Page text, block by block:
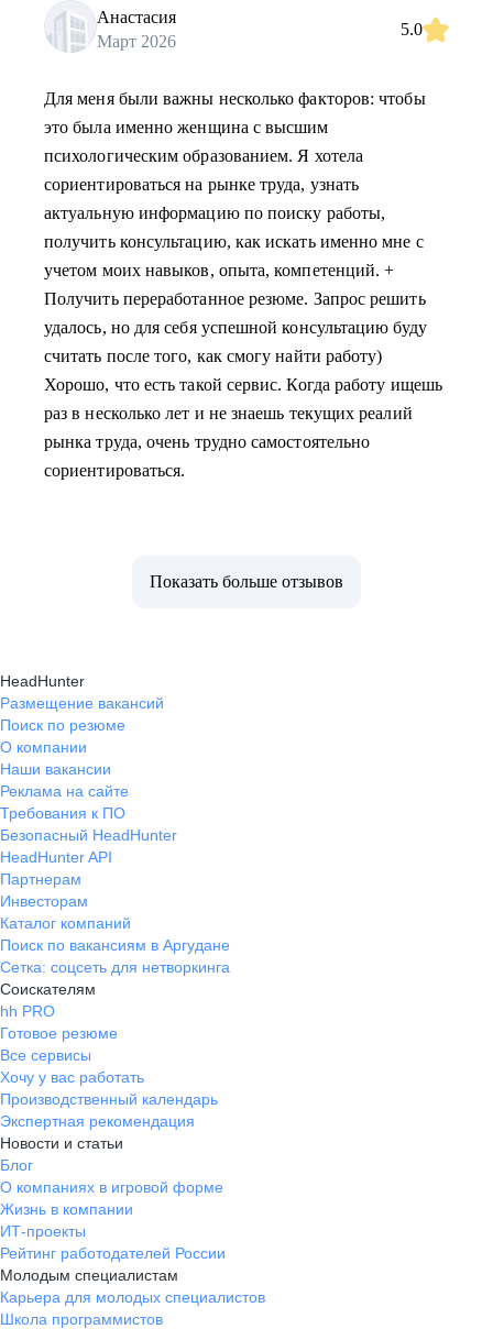
Анастасия
Март 2026
5.0
Для меня были важны несколько факторов: чтобы
это была именно женщина с высшим
психологическим образованием. Я хотела
сориентироваться на рынке труда, узнать
актуальную информацию по поиску работы,
получить консультацию, как искать именно мне с
учетом моих навыков, опыта, компетенций. +
Получить переработанное резюме. Запрос решить
удалось, но для себя успешной консультацию буду
считать после того, как смогу найти работу)
Хорошо, что есть такой сервис. Когда работу ищешь
раз в несколько лет и не знаешь текущих реалий
рынка труда, очень трудно самостоятельно
сориентироваться.
Показать больше отзывов
HeadHunter
Размещение вакансий
Поиск по резюме
О компании
Наши вакансии
Реклама на сайте
Требования к ПО
Безопасный HeadHunter
HeadHunter API
Партнерам
Инвесторам
Каталог компаний
Поиск по вакансиям в Аргудане
Сетка: соцсеть для нетворкинга
Соискателям
hh PRO
Готовое резюме
Все сервисы
Хочу у вас работать
Производственный календарь
Экспертная рекомендация
Новости и статьи
Блог
О компаниях в игровой форме
Жизнь в компании
ИТ-проекты
Рейтинг работодателей России
Молодым специалистам
Карьера для молодых специалистов
Школа программистов